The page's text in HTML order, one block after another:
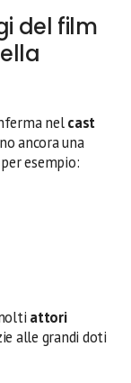
del film
nelcast
ancora una
esempio:
attori
alle grandi doti